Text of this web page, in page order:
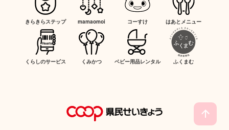
きらきらステップ mamaomoi コーすけ はあとメニュー
くらしのサービス くみかつ ベビー用品レンタル ふくまむ